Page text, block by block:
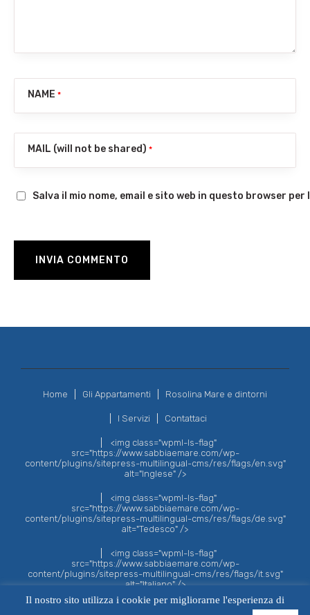
NAME *
MAIL (will not be shared) *
Salva il mio nome, email e sito web in questo browser
Home Gli Appartamenti Rosolina Mare e dintorni
I Servizi Contattaci
<img class="wpml-ls-flag"
src="https://www.sabbiaemare.com/wp-
content/plugins/sitepress-multilingual-cms/res/flags/en.svg"
alt="Inglese" />
<img class="wpml-ls-flag"
src="https://www.sabbiaemare.com/wp-
content/plugins/sitepress-multilingual-cms/res/flags/de.svg"
alt="Tedesco" />
<img class="wpml-ls-flag"
src="https://www.sabbiaemare.com/wp-
content/plugins/sitepress-multilingual-cms/res/flags/it.svg"
alt="Italiano" />
Il nostro sito utilizza i cookie per migliorarne l'esperienza di